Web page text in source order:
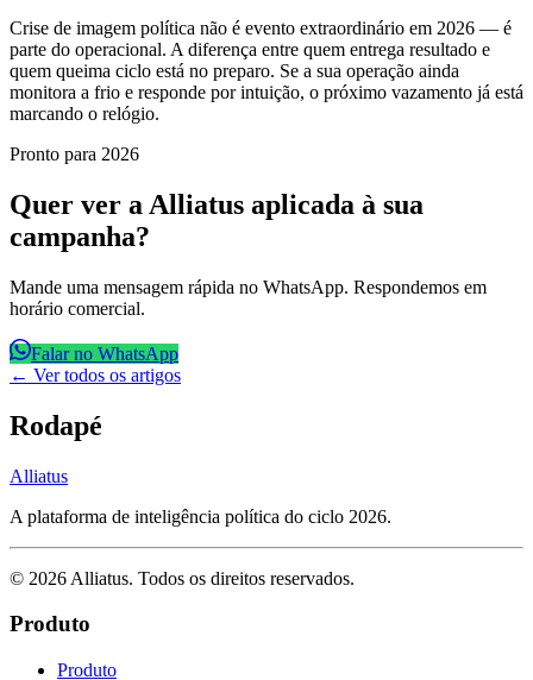
Crise de imagem política não é evento extraordinário em 2026 — é
parte do operacional. A diferença entre quem entrega resultado e
quem queima ciclo está no preparo. Se a sua operação ainda
monitora a frio e responde por intuição, o próximo vazamento já está
marcando o relógio.
Pronto para 2026
Quer ver a Alliatus aplicada à sua
campanha?
Mande uma mensagem rápida no WhatsApp. Respondemos em
horário comercial.
Falar no WhatsApp
← Ver todos os artigos
Rodapé
Alliatus
A plataforma de inteligência política do ciclo 2026.
© 2026 Alliatus. Todos os direitos reservados.
Produto
Produto